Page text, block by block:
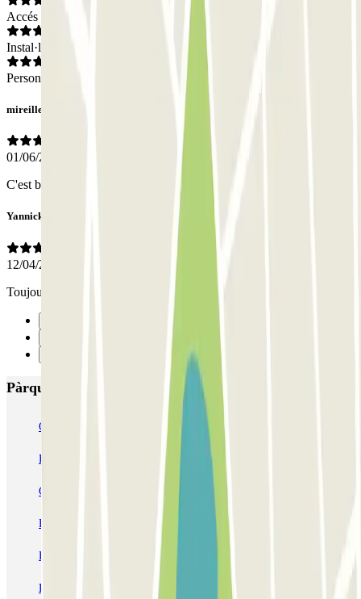
Accés
Instal·lacions
Personal
mireille
01/06/2026
C'est bien à refaire
Yannick
12/04/2026
Toujours bien organisé avec une équipe pro et sympathique
Pàrquings més valorats a Lió
Opéra Lyon INDIGO Bonnefoi / Titanic
ECTOR - Service Voiturier - Aéroport Lyon T1
Garage Bellecour - Place Gailleton Lafayette Corneille
ECTOR - Service Voiturier - Gare de Lyon Part-Dieu
Blue Valet - Aéroport de Lyon Saint-Exupéry (LYS)
Blue Valet - Gare TGV Lyon Saint-Exupéry